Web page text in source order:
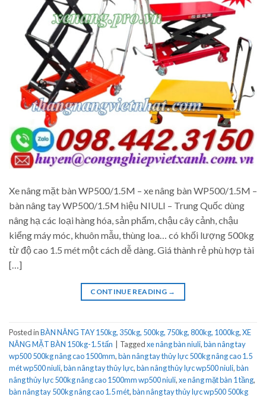
Xe nâng mặt bàn WP500/1.5M – xe nâng bàn WP500/1.5M –
bàn nâng tay WP500/1.5M hiệu NIULI – Trung Quốc dùng
nâng hạ các loại hàng hóa, sản phẩm, chậu cây cảnh, chậu
kiểng máy móc, khuôn mẫu, thùng loa… có khối lượng 500kg
từ độ cao 1.5 mét một cách dễ dàng. Giá thành rẻ phù hợp tài
[…]
CONTINUE READING →
Posted inBÀN NÂNG TAY 150kg, 350kg, 500kg, 750kg, 800kg, 1000kg,XE
NÂNG MẶT BÀN 150kg-1.5 tấn
Taggedxe nâng bàn niuli,bàn nâng tay
wp500 500kg nâng cao 1500mm,bàn nâng tay thủy lực 500kg nâng cao 1.5
mét wp500 niuli,bàn nâng tay thủy lực,bàn nâng thủy lực wp500 niuli,bàn
nâng thủy lực 500kg nâng cao 1500mm wp500 niuli,xe nâng mặt bàn 1 tầng,
bàn nâng tay 500kg nâng cao 1.5 mét,bàn nâng tay thủy lực wp500 500kg